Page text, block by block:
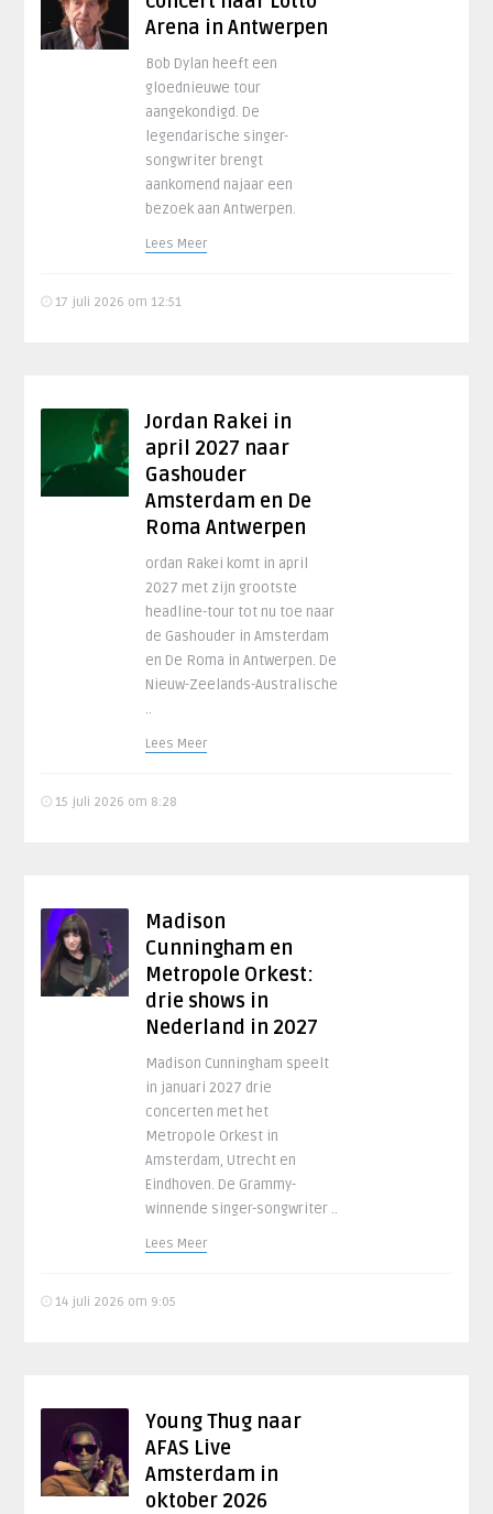
Arena in Antwerpen
Bob Dylan heeft een
gloednieuwe tour
aangekondigd. De
legendarische singer-
songwriter brengt
aankomend najaar een
bezoek aan Antwerpen.
Lees Meer
17 juli 2026 om 12:51
Jordan Rakei in
april 2027 naar
Gashouder
Amsterdam en De
Roma Antwerpen
ordan Rakei komt in april
2027 met zijn grootste
headline-tour tot nu toe naar
de Gashouder in Amsterdam
en De Roma in Antwerpen. De
Nieuw-Zeelands-Australische
..
Lees Meer
15 juli 2026 om 8:28
Madison
Cunningham en
Metropole Orkest:
drie shows in
Nederland in 2027
Madison Cunningham speelt
in januari 2027 drie
concerten met het
Metropole Orkest in
Amsterdam, Utrecht en
Eindhoven. De Grammy-
winnende singer-songwriter ..
Lees Meer
14 juli 2026 om 9:05
Young Thug naar
AFAS Live
Amsterdam in
oktober 2026